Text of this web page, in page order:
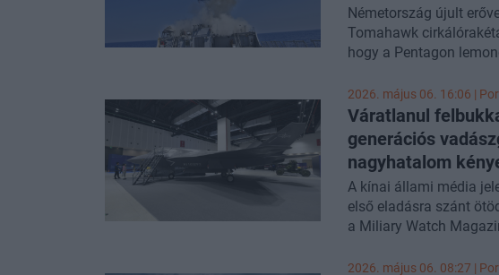
Németország újult
Tomahawk
hogy a Pentagon
komoly rést ütött
képességén, ami
fegyverfejlesztési
2026. május 06. 16:06 |
Váratlanul
generációs
nagyhatalom
A kínai állami média
első eladásra szánt
a Miliary Watch
2026. május 06. 08:27 |